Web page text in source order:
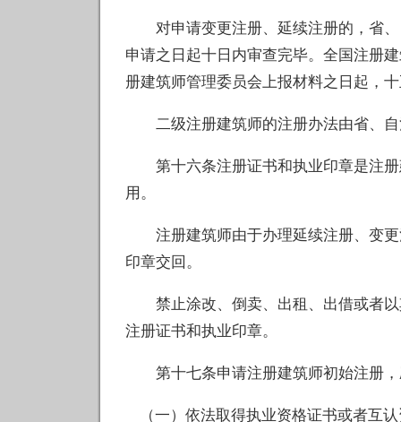
对申请变更注册、延续注册的，省、
申请之日起十日内审查完毕。全国注册
册建筑师管理委员会上报材料之日起，
二级注册建筑师的注册办法由省、自
第十六条注册证书和执业印章是注册
用。
注册建筑师由于办理延续注册、变更
印章交回。
禁止涂改、倒卖、出租、出借或者以
注册证书和执业印章。
第十七条申请注册建筑师初始注册，
（一）依法取得执业资格证书或者互